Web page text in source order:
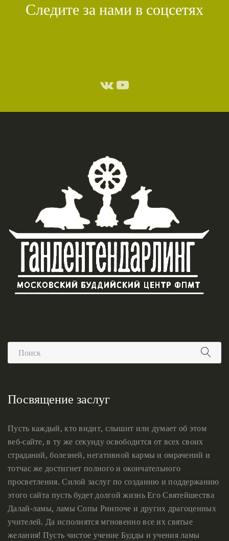
Следите за нами в соцсетях
Посвящение заслуг
Пусть каждый, кто видит, слышит или думает об этом
веб-сайте, в ту же секунду освободится от всех своих
страданий, болезней, негативной кармы и омрачений и
тотчас же достигнет полного и окончательного
просветления. Силой заслуг по созданию и поддержанию
этого сайта пусть будет долгой жизнь Его Святейшества
Далай-ламы, ламы Сопы Ринпоче и других драгоценных
учителей. Да исполнятся мгновенно все их святые
желания! Пусть чистое учение Будды и учения ламы